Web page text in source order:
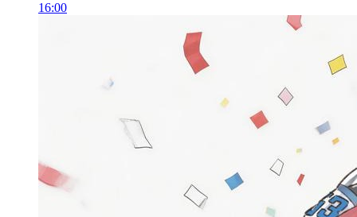
16:00